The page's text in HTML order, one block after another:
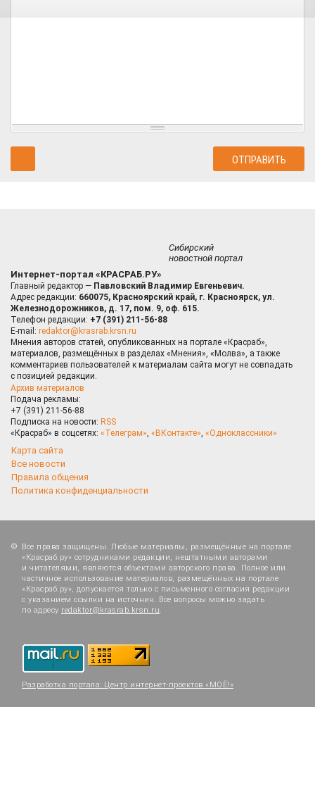
Сибирский
новостной портал
Интернет-портал «КРАСРАБ.РУ»
Главный редактор — Павловский Владимир Евгеньевич.
Адрес редакции: 660075, Красноярский край, г. Красноярск, ул.
Железнодорожников, д. 17, пом. 9, оф. 615.
Телефон редакции: +7 (391) 211-56-88
E-mail: redaktor@krasrab.krsn.ru
Мнения авторов статей, опубликованных на портале «Красраб»,
материалов, размещённых в разделах «Мнения», «Молва», а также
комментариев пользователей к материалам сайта могут не совпадать
с позицией редакции.
Архив материалов
Подача рекламы:
+7 (391) 211-56-88
Подписка на новости: RSS
«Красраб» в соцсетях: «Телеграм», «ВКонтакте», «Одноклассники»
Карта сайта
Все новости
Правила общения
Политика конфиденциальности
Все права защищены. Любые материалы, размещённые на портале
«Красраб.ру» сотрудниками редакции, нештатными авторами
и читателями, являются объектами авторского права. Полное или
частичное использование материалов, размещённых на портале
«Красраб.ру», допускается только с письменного согласия редакции
с указанием ссылки на источник. Все вопросы можно задать
по адресу redaktor@krasrab.krsn.ru.
Разработка портала: Центр интернет-проектов «МОЁ!»